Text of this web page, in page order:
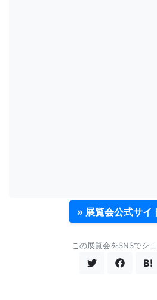
» 展覧会公式サイ
この展覧会をSNSでシ
B!